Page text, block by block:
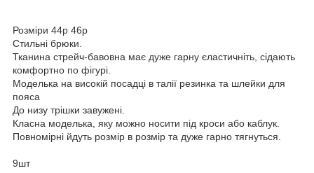
Розміри 44р 46р
Стильні брюки.
Тканина стрейч-бавовна має дуже гарну єластичніть, сідають
комфортно по фігурі.
Моделька на високій посадці в талії резинка та шлейки для
пояса
До низу трішки завужені.
Класна моделька, яку можно носити під кроси або каблук.
Повномірні йдуть розмір в розмір та дуже гарно тягнуться.
9шт